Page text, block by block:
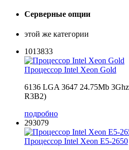
Серверные опции
этой же категории
1013833
Процессор Intel Xeon Gold
6136 LGA 3647 24.75Mb
R3B2)
подробно
293079
Процессор Intel Xeon E5-2650